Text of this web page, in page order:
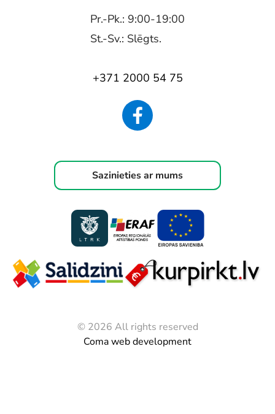
Pr.-Pk.: 9:00-19:00
St.-Sv.: Slēgts.
+371 2000 54 75
Sazinieties ar mums
© 2026 All rights reserved
Coma web development